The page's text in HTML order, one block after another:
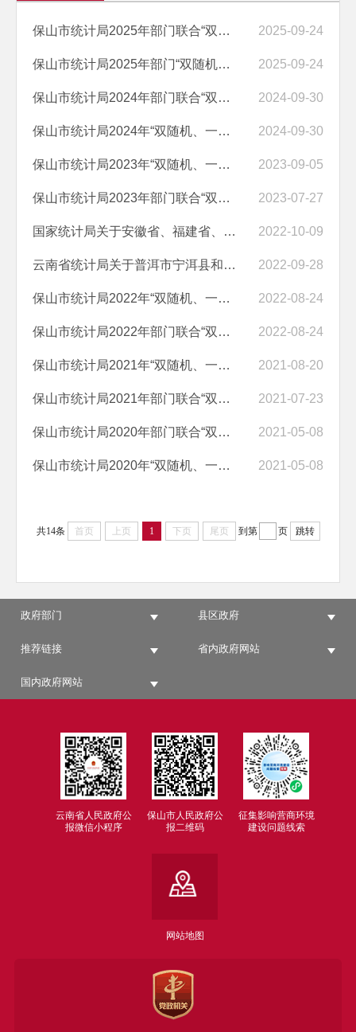
保山市统计局2025年部门联合“双随机、一公开”抽查结果公示 2025-09-24
保山市统计局2025年部门“双随机、一公开”抽查结果公示 2025-09-24
保山市统计局2024年部门联合“双随机、 一公开”抽查结果公示 2024-09-30
保山市统计局2024年“双随机、一公开” 抽查结果公示 2024-09-30
保山市统计局2023年“双随机、一公开” 抽查结果公示 2023-09-05
保山市统计局2023年部门联合“双随机、 一公开”抽查结果公示 2023-07-27
国家统计局关于安徽省、福建省、江西省有关地区统计违法案件的通报 2022-10-09
云南省统计局关于普洱市宁洱县和昭通市威信县有关统计违纪违法典型案例... 2022-09-28
保山市统计局2022年“双随机、一公开”抽查结果公示 2022-08-24
保山市统计局2022年部门联合“双随机、一公开”抽查结果公示 2022-08-24
保山市统计局2021年“双随机、一公开”抽查结果公示 2021-08-20
保山市统计局2021年部门联合“双随机、一公开”抽查结果公示 2021-07-23
保山市统计局2020年部门联合“双随机、一公开”抽查结果公示 2021-05-08
保山市统计局2020年“双随机、一公开”统计执法检查结果公示 2021-05-08
共14条 首页 上页 1 下页 尾页 到第 页 跳转
政府部门 县区政府
推荐链接 省内政府网站
国内政府网站
云南省人民政府公
报微信小程序
保山市人民政府公
报二维码
征集影响营商环境
建设问题线索
网站地图